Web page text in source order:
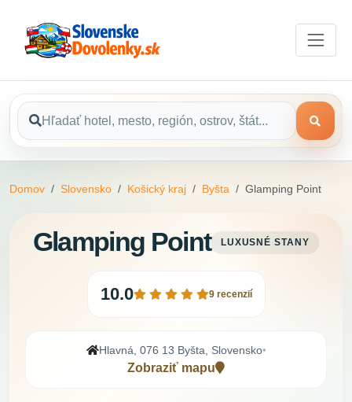
Domov Slovensko Košický kraj Byšta Glamping Point
Glamping Point LUXUSNÉ STANY
10.0 9 recenzií
Hlavná, 076 13 Byšta, Slovensko•
Zobraziť mapu